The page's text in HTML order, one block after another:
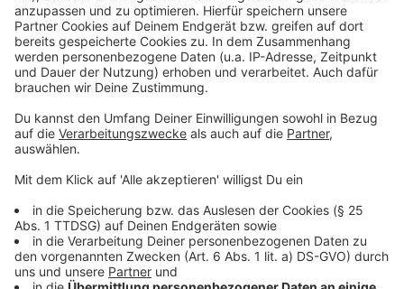
Die Feuerwehr war mit 7 Einsatzkräften und 3
Fahrzeugen vor Ort. Eingesetzt war die hauptamtliche
Wachbesatzung und der Einsatzführungsdienst.
Unterstützt wurden die Einsatzkräfte durch
Mitarbeiter der Bereitschaftsdienste der AVU Netz
aus dem Bereich der Strom- und der
Wasserversorgung. Der Einsatz war gegen 08:00 Uhr
beendet.
Anzeige
Center bleibt geschlossen